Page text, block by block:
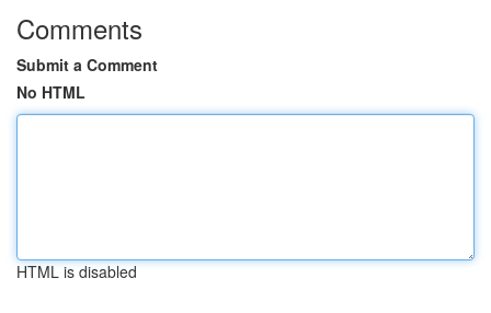
Comments
Submit a Comment
No HTML
HTML is disabled